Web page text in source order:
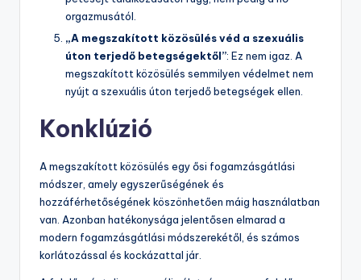
orgazmusától.
„A megszakított közösülés véd a szexuális
úton terjedő betegségektől”: Ez nem igaz. A
megszakított közösülés semmilyen védelmet nem
nyújt a szexuális úton terjedő betegségek ellen.
Konklúzió
A megszakított közösülés egy ősi fogamzásgátlási
módszer, amely egyszerűségének és
hozzáférhetőségének köszönhetően máig használatban
van. Azonban hatékonysága jelentősen elmarad a
modern fogamzásgátlási módszerekétől, és számos
korlátozással és kockázattal jár.